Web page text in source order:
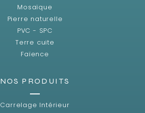
Mosaïque
Pierre naturelle
PVC - SPC
Terre cuite
Faïence
NOS PRODUITS
Carrelage Intérieur